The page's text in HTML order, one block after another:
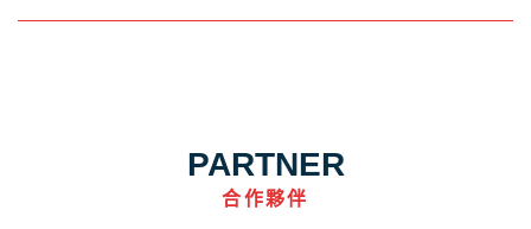
PARTNER
合作夥伴